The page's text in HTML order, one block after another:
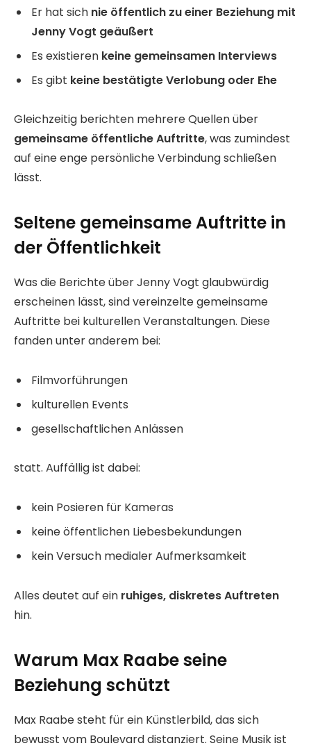
Er hat sich nie öffentlich zu einer Beziehung mit
Jenny Vogt geäußert
Es existieren keine gemeinsamen Interviews
Es gibt keine bestätigte Verlobung oder Ehe
Gleichzeitig berichten mehrere Quellen über
gemeinsame öffentliche Auftritte, was zumindest
auf eine enge persönliche Verbindung schließen
lässt.
Seltene gemeinsame Auftritte in
der Öffentlichkeit
Was die Berichte über Jenny Vogt glaubwürdig
erscheinen lässt, sind vereinzelte gemeinsame
Auftritte bei kulturellen Veranstaltungen. Diese
fanden unter anderem bei:
Filmvorführungen
kulturellen Events
gesellschaftlichen Anlässen
statt. Auffällig ist dabei:
kein Posieren für Kameras
keine öffentlichen Liebesbekundungen
kein Versuch medialer Aufmerksamkeit
Alles deutet auf ein ruhiges, diskretes Auftreten
hin.
Warum Max Raabe seine
Beziehung schützt
Max Raabe steht für ein Künstlerbild, das sich
bewusst vom Boulevard distanziert. Seine Musik ist